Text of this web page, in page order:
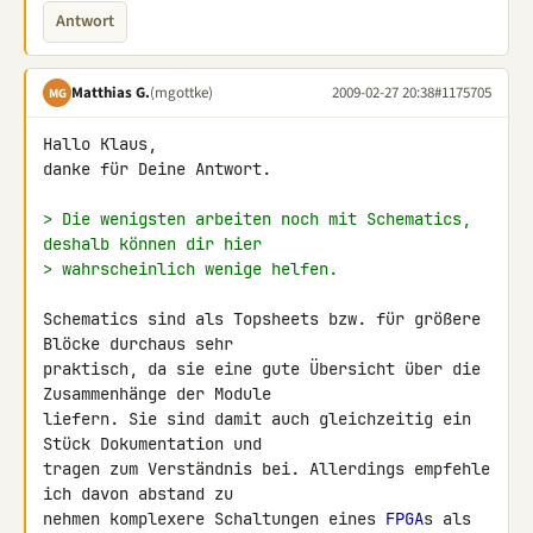
Antwort
MG Matthias G.(mgottke) 2009-02-27 20:38#1175705
Hallo Klaus,
danke für Deine Antwort.
> Die wenigsten arbeiten noch mit Schematics,
deshalb können dir hier
> wahrscheinlich wenige helfen.
Schematics sind als Topsheets bzw. für größere
Blöcke durchaus sehr
praktisch, da sie eine gute Übersicht über die
Zusammenhänge der Module
liefern. Sie sind damit auch gleichzeitig ein
Stück Dokumentation und
tragen zum Verständnis bei. Allerdings empfehle
ich davon abstand zu
nehmen komplexere Schaltungen eines FPGAs als